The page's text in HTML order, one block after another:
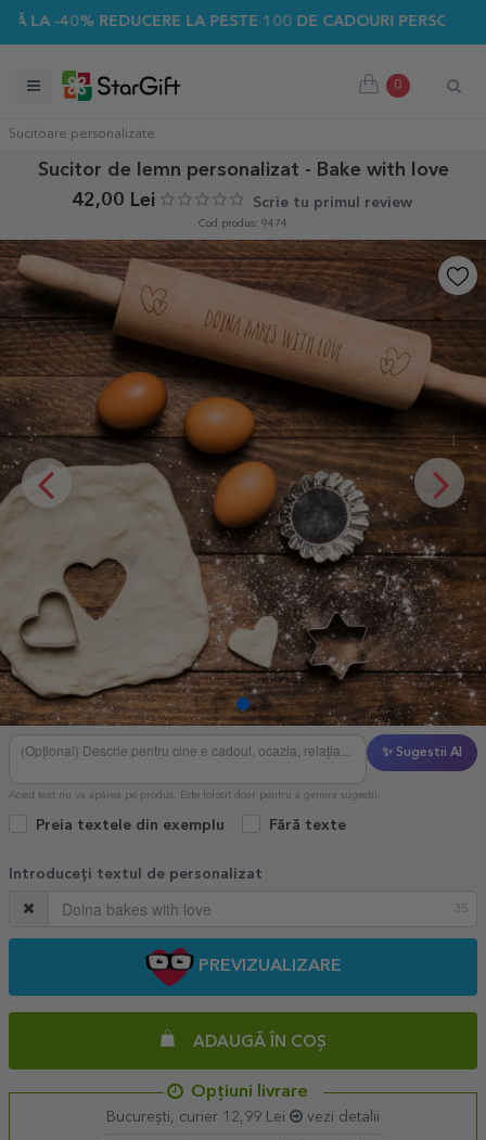
REDUCERE LA PESTE 100 DE CADOURI PERSONALIZATE ☀️
0
Sucitoare personalizate
Sucitor de lemn personalizat - Bake with love
42,00 Lei
Scrie tu primul review
Cod produs: 9474
✨ Sugestii AI
Acest text nu va apărea pe produs. Este folosit doar pentru a genera sugestii.
Preia textele din exemplu Fără texte
Introduceți textul de personalizat
35
PREVIZUALIZARE
ADAUGĂ ÎN COȘ
Opțiuni livrare
București, curier 12,99 Lei vezi detalii